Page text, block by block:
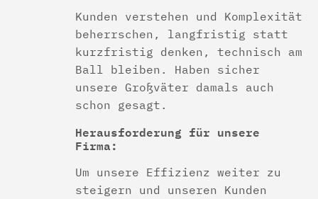
Kunden verstehen und Komplexität
beherrschen, langfristig statt
kurzfristig denken, technisch am
Ball bleiben. Haben sicher
unsere Großväter damals auch
schon gesagt.
Herausforderung für unsere
Firma:
Um unsere Effizienz weiter zu
steigern und unseren Kunden